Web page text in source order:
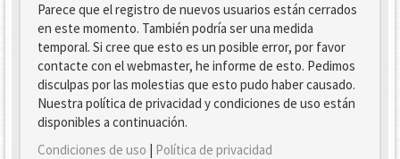
Parece que el registro de nuevos usuarios están cerrados
en este momento. También podría ser una medida
temporal. Si cree que esto es un posible error, por favor
contacte con el webmaster, he informe de esto. Pedimos
disculpas por las molestias que esto pudo haber causado.
Nuestra política de privacidad y condiciones de uso están
disponibles a continuación.
Condiciones de uso | Política de privacidad